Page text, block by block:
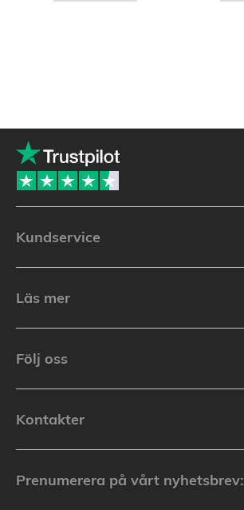
Kundservice
Läs mer
Följ oss
Kontakter
Prenumerera på vårt nyhetsbrev: